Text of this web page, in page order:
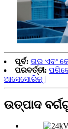
ପୂର୍ବ: ତାର ଏବଂ
ପରବର୍ତ୍ତୀ:
ଆସେସୋରିଜ୍ |
ଉତ୍ପାଦ